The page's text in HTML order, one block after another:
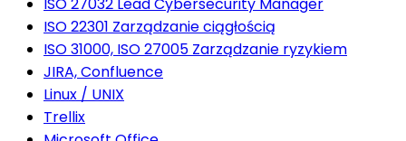
ISO 22301 Zarządzanie ciągłością
ISO 31000, ISO 27005 Zarządzanie ryzykiem
JIRA, Confluence
Linux / UNIX
Trellix